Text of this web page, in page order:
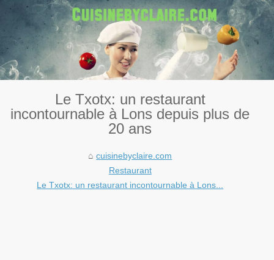
Le Txotx: un restaurant
incontournable à Lons depuis plus de
20 ans
cuisinebyclaire.com
Restaurant
Le Txotx: un restaurant incontournable à Lons...